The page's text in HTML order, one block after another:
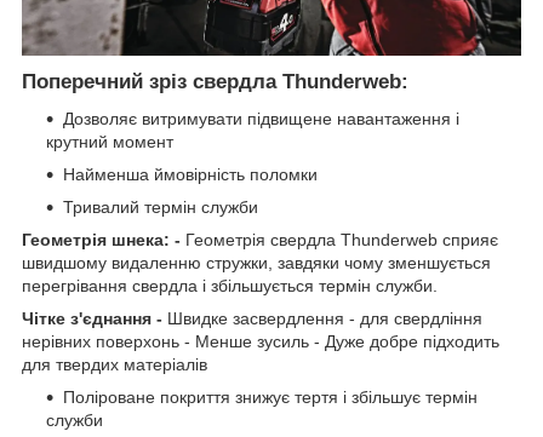
Поперечний зріз свердла Thunderweb:
Дозволяє витримувати підвищене навантаження і
крутний момент
Найменша ймовірність поломки
Тривалий термін служби
Геометрія шнека: - Геометрія свердла Thunderweb сприяє
швидшому видаленню стружки, завдяки чому зменшується
перегрівання свердла і збільшується термін служби.
Чітке з'єднання - Швидке засвердлення - для свердління
нерівних поверхонь - Менше зусиль - Дуже добре підходить
для твердих матеріалів
Поліроване покриття знижує тертя і збільшує термін
служби